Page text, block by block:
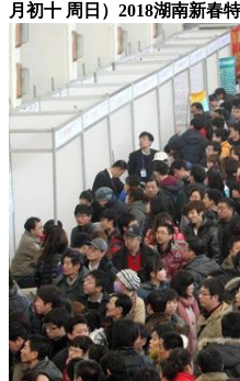
月初十 周日）2018湖南新春